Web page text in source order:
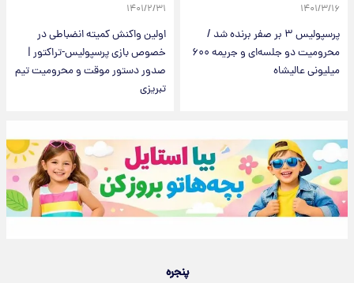
۱۴۰۱/۳/۱۶
پرسپولیس ۳ بر صفر برنده شد /
محرومیت دو جلسه‌ای و جریمه ۶۰۰
میلیونی عالیشاه
۱۴۰۱/۲/۳۱
اولین واکنش کمیته انضباطی در
خصوص بازی پرسپولیس-تراکتور |
صدور دستور موقت و محرومیت تیم
تبریزی
پنجره